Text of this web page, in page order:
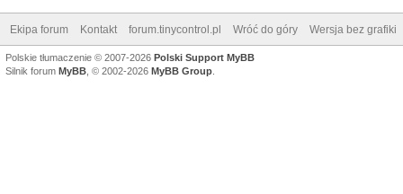
Ekipa forum Kontakt forum.tinycontrol.pl Wróć do góry Wersja bez grafiki
Polskie tłumaczenie © 2007-2026 Polski Support MyBB
Silnik forum MyBB , © 2002-2026 MyBB Group